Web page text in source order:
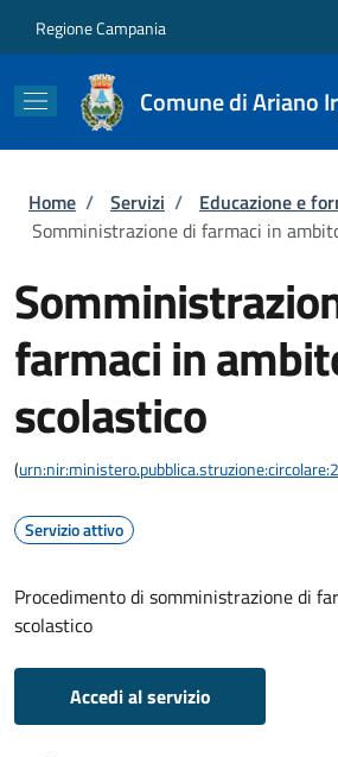
Regione Campania
Comune di Ariano
Briciole di pane
Home / Servizi / Educazione e
Somministrazione di farmaci in
farmaci in
scolastico
(
Servizio attivo
Procedimento di somministrazione di
scolastico
Accedi al servizio